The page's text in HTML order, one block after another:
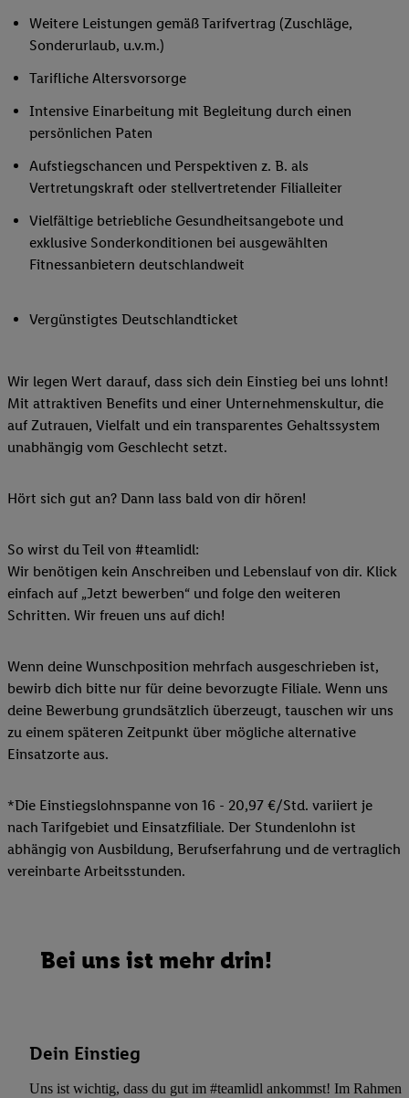
Weitere Leistungen gemäß Tarifvertrag (Zuschläge,
Sonderurlaub, u.v.m.)
Tarifliche Altersvorsorge
Intensive Einarbeitung mit Begleitung durch einen
persönlichen Paten
Aufstiegschancen und Perspektiven z. B. als
Vertretungskraft oder stellvertretender Filialleiter
Vielfältige betriebliche Gesundheitsangebote und
exklusive Sonderkonditionen bei ausgewählten
Fitnessanbietern deutschlandweit
Vergünstigtes Deutschlandticket
Wir legen Wert darauf, dass sich dein Einstieg bei uns lohnt!
Mit attraktiven Benefits und einer Unternehmenskultur, die
auf Zutrauen, Vielfalt und ein transparentes Gehaltssystem
unabhängig vom Geschlecht setzt.
Hört sich gut an? Dann lass bald von dir hören!
So wirst du Teil von #teamlidl:
Wir benötigen kein Anschreiben und Lebenslauf von dir. Klick
einfach auf „Jetzt bewerben“ und folge den weiteren
Schritten. Wir freuen uns auf dich!
Wenn deine Wunschposition mehrfach ausgeschrieben ist,
bewirb dich bitte nur für deine bevorzugte Filiale. Wenn uns
deine Bewerbung grundsätzlich überzeugt, tauschen wir uns
zu einem späteren Zeitpunkt über mögliche alternative
Einsatzorte aus.
*Die Einstiegslohnspanne von 16 - 20,97 €/Std. variiert je
nach Tarifgebiet und Einsatzfiliale. Der Stundenlohn ist
abhängig von Ausbildung, Berufserfahrung und de vertraglich
vereinbarte Arbeitsstunden.
Bei uns ist mehr drin!
Dein Einstieg
Uns ist wichtig, dass du gut im #teamlidl ankommst! Im Rahmen